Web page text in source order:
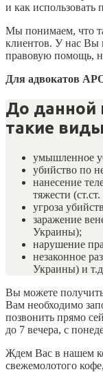
и как
Мы понимаем, что
клиентов. У нас Вы
правовую помощь,
Для адвокатов
До данной
такие
умышленное
убийство по
нанесение
тяжести
угроза
заражение
Украины);
нарушение
незаконное
Украины) и
Вы можете
Вам необходимо
позвонить прямо
до 7 вечера, с
Ждем Вас в нашем
свежемолотого